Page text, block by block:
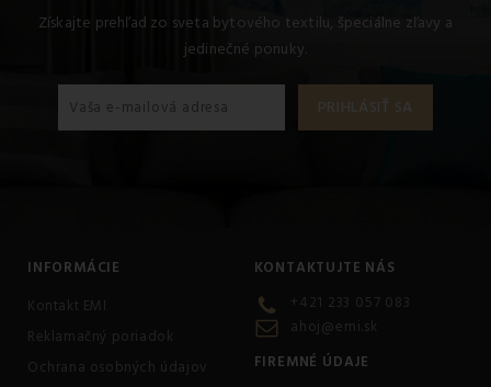
Získajte prehľad zo sveta bytového textilu, špeciálne zľavy a
jedinečné ponuky.
INFORMÁCIE
Kontakt EMI
Reklamačný poriadok
Ochrana osobných údajov
KONTAKTUJTE NÁS
+421 233 057 083
ahoj@emi.sk
FIREMNÉ ÚDAJE